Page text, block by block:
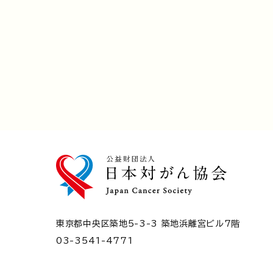
東京都中央区築地5-3-3 築地浜離宮ビル7階
03-3541-4771